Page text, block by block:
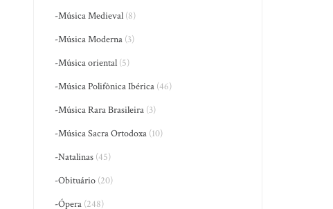
-Música Medieval (8)
-Música Moderna (3)
-Música oriental (5)
-Música Polifônica Ibérica (46)
-Música Rara Brasileira (3)
-Música Sacra Ortodoxa (10)
-Natalinas (45)
-Obituário (20)
-Ópera (248)